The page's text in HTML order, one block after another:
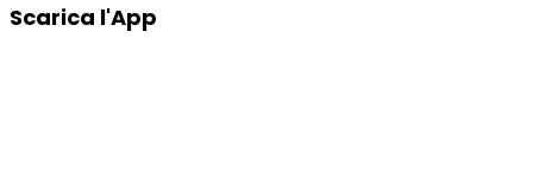
Scarica l'App